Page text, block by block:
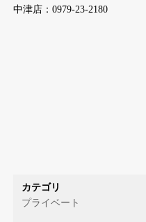
中津店：0979-23-2180
カテゴリ
プライベート